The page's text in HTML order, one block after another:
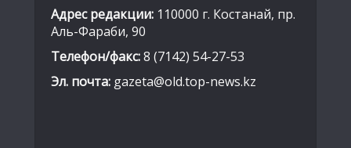
Адрес редакции: 110000 г. Костанай, пр.
Аль-Фараби, 90
Телефон/факс:8 (7142) 54-27-53
Эл. почта: gazeta@old.top-news.kz